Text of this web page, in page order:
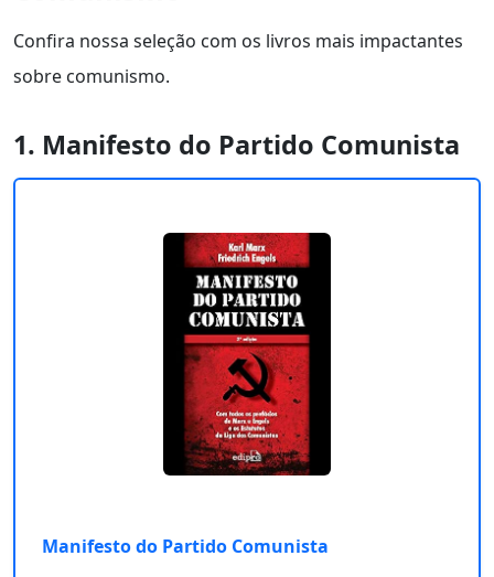
Confira nossa seleção com os livros mais impactantes
sobre comunismo.
1. Manifesto do Partido Comunista
Manifesto do Partido Comunista